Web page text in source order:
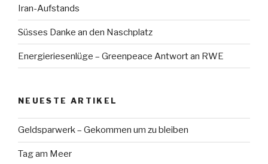
Iran-Aufstands
Süsses Danke an den Naschplatz
Energieriesenlüge – Greenpeace Antwort an RWE
NEUESTE ARTIKEL
Geldsparwerk – Gekommen um zu bleiben
Tag am Meer